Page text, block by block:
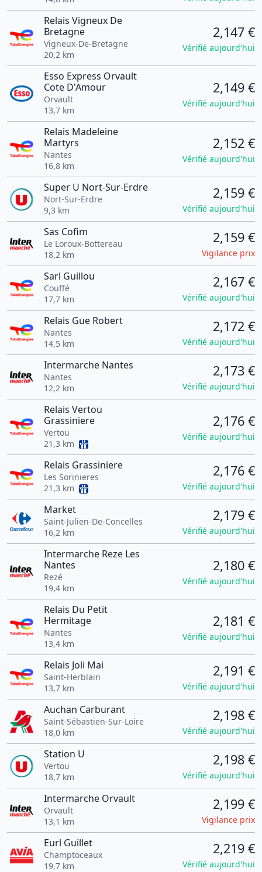
Relais Vigneux De
Bretagne
Vigneux-De-Bretagne
20,2 km
2,147 €
Vérifié aujourd'hui
Esso Express Orvault
Cote D'Amour
Orvault
13,7 km
2,149 €
Vérifié aujourd'hui
Relais Madeleine
Martyrs
Nantes
16,8 km
2,152 €
Vérifié aujourd'hui
Super U Nort-Sur-Erdre
Nort-Sur-Erdre
9,3 km
2,159 €
Vérifié aujourd'hui
Sas Cofim
Le Loroux-Bottereau
18,2 km
2,159 €
Vigilance prix
Sarl Guillou
Couffé
17,7 km
2,167 €
Vérifié aujourd'hui
Relais Gue Robert
Nantes
14,5 km
2,172 €
Vérifié aujourd'hui
Intermarche Nantes
Nantes
12,2 km
2,173 €
Vérifié aujourd'hui
Relais Vertou
Grassiniere
Vertou
21,3 km
2,176 €
Vérifié aujourd'hui
Relais Grassiniere
Les Sorinieres
21,3 km
2,176 €
Vérifié aujourd'hui
Market
Saint-Julien-De-Concelles
16,2 km
2,179 €
Vérifié aujourd'hui
Intermarche Reze Les
Nantes
Rezé
19,4 km
2,180 €
Vérifié aujourd'hui
Relais Du Petit
Hermitage
Nantes
13,4 km
2,181 €
Vérifié aujourd'hui
Relais Joli Mai
Saint-Herblain
13,7 km
2,191 €
Vérifié aujourd'hui
Auchan Carburant
Saint-Sébastien-Sur-Loire
18,0 km
2,198 €
Vérifié aujourd'hui
Station U
Vertou
18,7 km
2,198 €
Vérifié aujourd'hui
Intermarche Orvault
Orvault
13,1 km
2,199 €
Vigilance prix
Eurl Guillet
Champtoceaux
19,7 km
2,219 €
Vérifié aujourd'hui